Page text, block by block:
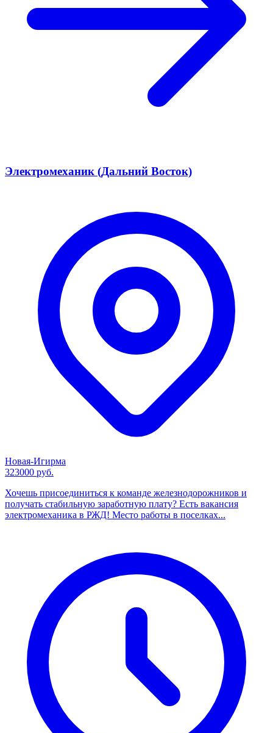
Электромеханик (Дальний Восток)
Новая-Игирма
323000 руб.
Хочешь присоединиться к команде железнодорожников и
получать стабильную заработную плату? Есть вакансия
электромеханика в РЖД! Место работы в поселках...